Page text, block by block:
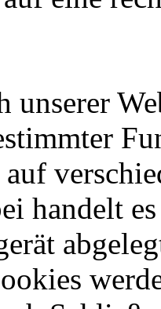
unserer
handelt